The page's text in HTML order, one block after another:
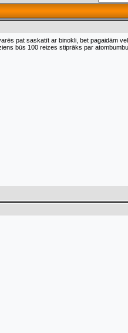
pat saskatīt ar binokli, bet pagaidām
būs 100 reizes stiprāks par